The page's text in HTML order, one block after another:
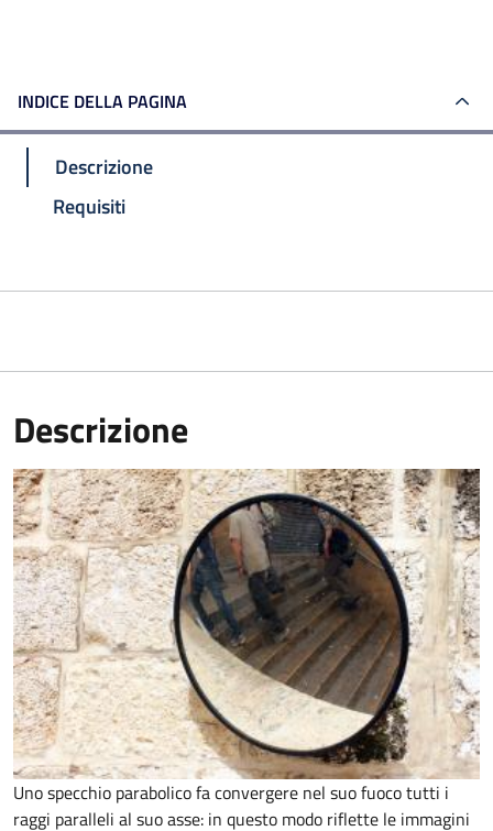
INDICE DELLA PAGINA
Descrizione
Requisiti
Descrizione
Uno specchio parabolico fa convergere nel suo fuoco tutti i
raggi paralleli al suo asse: in questo modo riflette le immagini